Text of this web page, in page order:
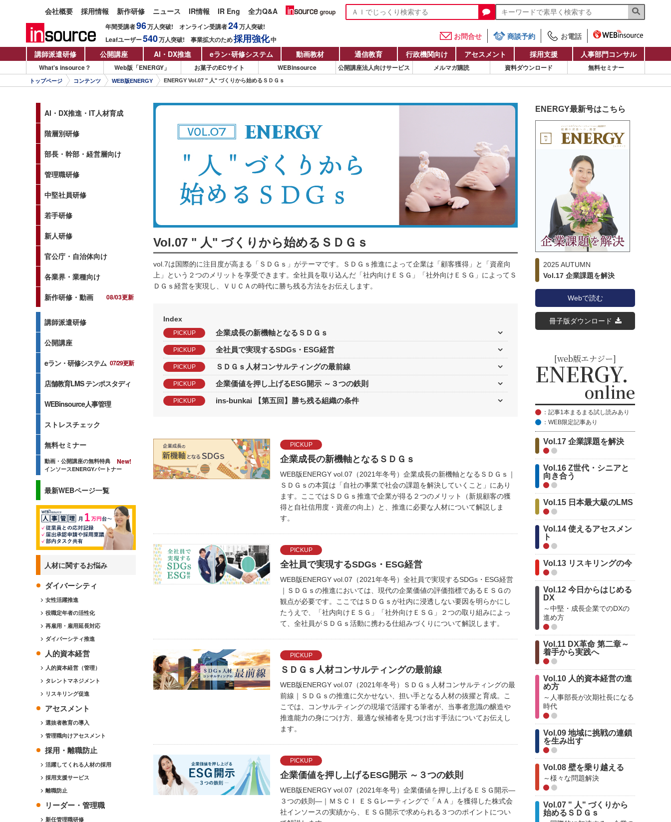
会社概要 採用情報 新作研修 ニュース IR情報 IR Eng 全力Q&A
年間受講者96万人突破! オンライン受講者24万人突破!
Leafユーザー540万人突破! 事業拡大のため採用強化中 お問合せ 商談予約
お電話
講師派遣研修
公開講座 AI・DX推進 eラン・研修システム 動画教材 通信教育 行政機関向け アセスメント 採用支援 人事部門コンサル
What's insource？ Web版「ENERGY」 お菓子のECサイト WEBinsource 公開講座法人向けサービス メルマガ購読 資料ダウンロード 無料セミナー
トップページ コンテンツ WEB版ENERGY ENERGY Vol.07 " 人" づくりから始めるＳＤＧｓ
Vol.07 " 人" づくりから始めるＳＤＧｓ
vol.7は国際的に注目度が高まる「ＳＤＧｓ」がテーマです。ＳＤＧｓ推進によって企業は「顧客獲得」と「資産向
上」という２つのメリットを享受できます。全社員を取り込んだ「社内向けＥＳＧ」「社外向けＥＳＧ」によってＳ
ＤＧｓ経営を実現し、ＶＵＣＡの時代に勝ち残る方法をお伝えします。
Index
PICKUP 企業成長の新機軸となるＳＤＧｓ
PICKUP 全社員で実現するSDGs・ESG経営
PICKUP ＳＤＧｓ人材コンサルティングの最前線
PICKUP 企業価値を押し上げるESG開示 ～３つの鉄則
PICKUP ins-bunkai 【第五回】勝ち残る組織の条件
PICKUP
企業成長の新機軸となるＳＤＧｓ
WEB版ENERGY vol.07（2021年冬号）企業成長の新機軸となるＳＤＧｓ｜
ＳＤＧｓの本質は「自社の事業で社会の課題を解決していくこと」にあり
ます。ここではＳＤＧｓ推進で企業が得る２つのメリット（新規顧客の獲
得と自社信用度・資産の向上）と、推進に必要な人材について解説しま
す。
PICKUP
全社員で実現するSDGs・ESG経営
WEB版ENERGY vol.07（2021年冬号）全社員で実現するSDGs・ESG経営
｜ＳＤＧｓの推進においては、現代の企業価値の評価指標であるＥＳＧの
観点が必要です。ここではＳＤＧｓが社内に浸透しない要因を明らかにし
たうえで、「社内向けＥＳＧ」「社外向けＥＳＧ」２つの取り組みによっ
て、全社員がＳＤＧｓ活動に携わる仕組みづくりについて解説します。
PICKUP
ＳＤＧｓ人材コンサルティングの最前線
WEB版ENERGY vol.07（2021年冬号）ＳＤＧｓ人材コンサルティングの最
前線｜ＳＤＧｓの推進に欠かせない、担い手となる人材の抜擢と育成。こ
こでは、コンサルティングの現場で活躍する筆者が、当事者意識の醸造や
推進能力の身につけ方、最適な候補者を見つけ出す手法についてお伝えし
ます。
PICKUP
企業価値を押し上げるESG開示 ～３つの鉄則
WEB版ENERGY vol.07（2021年冬号）企業価値を押し上げるＥＳＧ開示―
３つの鉄則―｜ＭＳＣＩ ＥＳＧレーティングで「ＡＡ」を獲得した株式会
社インソースの実績から、ＥＳＧ開示で求められる３つのポイントについ
AI・DX推進・IT人材育成
階層別研修
部長・幹部・経営層向け
管理職研修
中堅社員研修
若手研修
新人研修
官公庁・自治体向け
各業界・業種向け
新作研修・動画 08/03更新
講師派遣研修
公開講座
eラン・研修システム 07/29更新
店舗教育LMS テンポスタディ
WEBinsource人事管理
ストレスチェック
無料セミナー
動画・公開講座の無料特典
インソースENERGYパートナー
最新WEBページ一覧
人材に関するお悩み
ダイバーシティ
女性活躍推進
役職定年者の活性化
再雇用・雇用延長対応
ダイバーシティ推進
人的資本経営
人的資本経営（管理）
タレントマネジメント
リスキリング促進
アセスメント
選抜者教育の導入
管理職向けアセスメント
採用・離職防止
活躍してくれる人材の採用
採用支援サービス
離職防止
リーダー・管理職
新任管理職研修
ENERGY最新号はこちら
2025 AUTUMN
Vol.17 企業課題を解決
Webで読む
冊子版ダウンロード
[web版エナジー]
ENERGY.
online
：記事1本まるまる試し読みあり
：WEB限定記事あり
Vol.17 企業課題を解決
Vol.16 Z世代・シニアと
向き合う
Vol.15 日本最大級のLMS
Vol.14 使えるアセスメン
ト
Vol.13 リスキリングの今
Vol.12 今日からはじめる
DX
～中堅・成長企業でのDXの
進め方
Vol.11 DX革命 第二章～
着手から実践へ
Vol.10 人的資本経営の進
め方
～人事部長が次期社長になる
時代
Vol.09 地域に挑戦の連鎖
を生み出す
Vol.08 壁を乗り越える
～様々な問題解決
Vol.07 " 人" づくりから
始めるＳＤＧｓ